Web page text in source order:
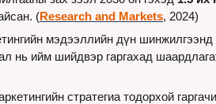
(Research and Markets, 2024)
мэдээллийн дүн шинжилгээнд
нь ийм шийдвэр гаргахад
стратегиа тодорхой